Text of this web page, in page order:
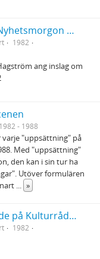
Manuskript till inlägg i Nyhetsmorgon P1 8/12 1982
1982
ang inslag om
1982 - 1988
"uppsättning" på
Med "uppsättning"
den kan i sin tur ha
Utöver formulären
... »
Manuskript till anförande på Kulturrådets och skolöverstyrelsens konferens om svenskämnets ställning i skolan
1982